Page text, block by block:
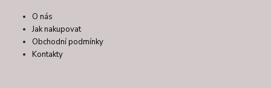
O nás
Jak nakupovat
Obchodní podmínky
Kontakty